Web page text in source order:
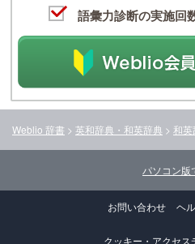
語彙力診断の実施回
Weblio 辞書 > 英和辞典・和英辞典 > 和英
パソコン版
お問い合わせ ヘ
クッキー・アクセス